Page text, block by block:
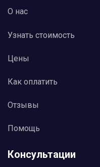
О нас
Узнать стоимость
Цены
Как оплатить
Отзывы
Помощь
Консультации